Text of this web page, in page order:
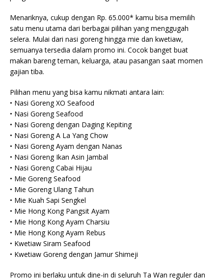
Menariknya, cukup dengan Rp. 65.000* kamu bisa memilih
satu menu utama dari berbagai pilihan yang menggugah
selera. Mulai dari nasi goreng hingga mie dan kwetiaw,
semuanya tersedia dalam promo ini. Cocok banget buat
makan bareng teman, keluarga, atau pasangan saat momen
gajian tiba.
Pilihan menu yang bisa kamu nikmati antara lain:
• Nasi Goreng XO Seafood
• Nasi Goreng Seafood
• Nasi Goreng dengan Daging Kepiting
• Nasi Goreng A La Yang Chow
• Nasi Goreng Ayam dengan Nanas
• Nasi Goreng Ikan Asin Jambal
• Nasi Goreng Cabai Hijau
• Mie Goreng Seafood
• Mie Goreng Ulang Tahun
• Mie Kuah Sapi Sengkel
• Mie Hong Kong Pangsit Ayam
• Mie Hong Kong Ayam Charsiu
• Mie Hong Kong Ayam Rebus
• Kwetiaw Siram Seafood
• Kwetiaw Goreng dengan Jamur Shimeji
Promo ini berlaku untuk dine-in di seluruh Ta Wan reguler dan